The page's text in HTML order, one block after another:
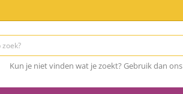
Kun je niet vinden wat je zoekt? Gebruik dan ons